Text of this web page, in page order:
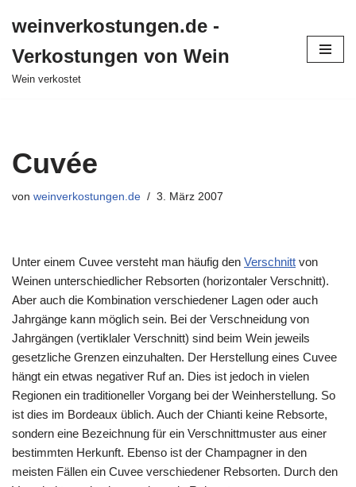
Inhalt
springen
weinverkostungen.de -
Verkostungen von Wein
Wein verkostet
Cuvée
von weinverkostungen.de 3. März 2007
Unter einem Cuvee versteht man häufig den Verschnitt von
Weinen unterschiedlicher Rebsorten (horizontaler Verschnitt).
Aber auch die Kombination verschiedener Lagen oder auch
Jahrgänge kann möglich sein. Bei der Verschneidung von
Jahrgängen (vertiklaler Verschnitt) sind beim Wein jeweils
gesetzliche Grenzen einzuhalten. Der Herstellung eines Cuvee
hängt ein etwas negativer Ruf an. Dies ist jedoch in vielen
Regionen ein traditioneller Vorgang bei der Weinherstellung. So
ist dies im Bordeaux üblich. Auch der Chianti keine Rebsorte,
sondern eine Bezeichnung für ein Verschnittmuster aus einer
bestimmten Herkunft. Ebenso ist der Champagner in den
meisten Fällen ein Cuvee verschiedener Rebsorten. Durch den